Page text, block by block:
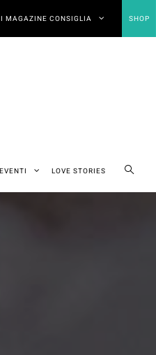
MAGAZINE CONSIGLIA SHOP
EVENTI LOVE STORIES